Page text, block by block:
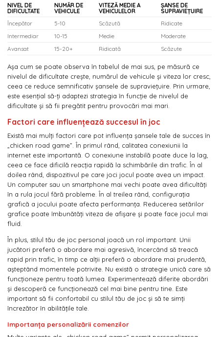
NIVEL DE
DIFICULTATE
NUMĂR DE
VEHICULE
VITEZĂ MEDIE A
VEHICULELOR
ȘANSE DE
SUPRAVIEȚUIRE
Începător
5-10 Scăzută
Ridicate
Intermediar
10-15 Medie
Moderate
Avansat
15-20+ Ridicată Scăzute
Așa cum se poate observa în tabelul de mai sus, pe măsură ce
nivelul de dificultate crește, numărul de vehicule și viteza lor cresc,
ceea ce reduce semnificativ șansele de supraviețuire. Prin urmare,
este esențial să-ți adaptezi strategia în funcție de nivelul de
dificultate și să fii pregătit pentru provocări mai mari.
Factori care influențează succesul în joc
Există mai mulți factori care pot influența șansele tale de succes în
„chicken road game”. În primul rând, calitatea conexiunii la
internet este importantă. O conexiune instabilă poate duce la lag,
ceea ce face dificilă reacția rapidă la schimbările din trafic. În al
doilea rând, dispozitivul pe care joci jocul poate avea un impact.
Un computer sau un smartphone mai vechi poate avea dificultăți
în a rula jocul fără probleme. În al treilea rând, configurația
grafică a jocului poate afecta performanța. Reducerea setărilor
grafice poate îmbunătăți viteza de afișare și poate face jocul mai
fluid.
În plus, stilul tău de joc personal joacă un rol important. Unii
jucători preferă o abordare mai agresivă, încercând să treacă
rapid prin trafic, în timp ce alții preferă o abordare mai prudentă,
așteptând momentele potrivite. Nu există o strategie unică care să
funcționeze pentru toată lumea. Experimentează diferite abordări
și descoperă ce funcționează cel mai bine pentru tine. Este
important să fii confortabil cu stilul tău de joc și să te simți
încrezător în abilitățile tale.
Importanța personalizării comenzilor